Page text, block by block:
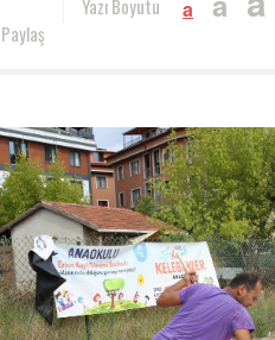
Yazı Boyutu a
Paylaş